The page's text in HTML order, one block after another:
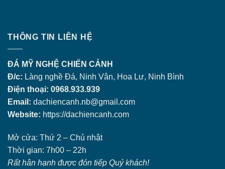
THÔNG TIN LIÊN HỆ
ĐÁ MỸ NGHỆ CHIẾN CẢNH
Đ/c: Làng nghề Đá, Ninh Vân, Hoa Lư, Ninh Bình
Điện thoại: 0968.933.939
Email: dachiencanh.nb@gmail.com
Website: https://dachiencanh.com
Mở cửa: Thứ 2 – Chủ nhật
Thời gian: 7h00 – 22h
Rất hân hạnh được đón tiếp Quý khách!